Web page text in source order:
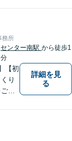
務所
センター南駅から徒歩1
分
【初
り
一
】
平
け
詳細を見
る